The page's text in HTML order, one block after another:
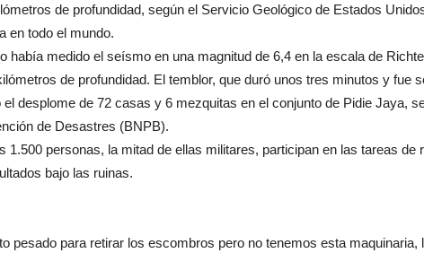
de profundidad, según el Servicio Geológico de Estados
en todo el mundo.
había medido el seísmo en una magnitud de 6,4 en la escala de
de profundidad. El temblor, que duró unos tres minutos y fue
desplome de 72 casas y 6 mezquitas en el conjunto de Pidie Jaya,
de Desastres (BNPB).
1.500 personas, la mitad de ellas militares, participan en las tareas de
bajo las ruinas.
pesado para retirar los escombros pero no tenemos esta maquinaria,